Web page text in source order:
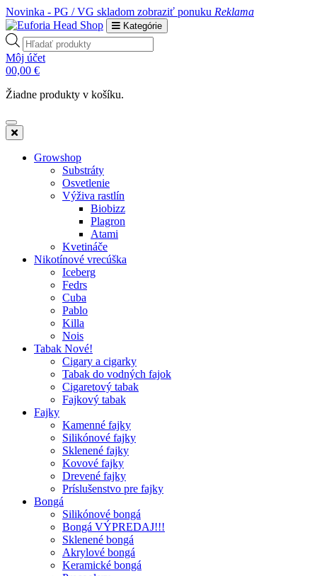
Novinka - PG / VG skladom zobraziť ponuku Reklama
Kategórie
Products
search
Môj účet
00,00 €
Žiadne produkty v košíku.
Growshop
Substráty
Osvetlenie
Výživa rastlín
Biobizz
Plagron
Atami
Kvetináče
Nikotínové vrecúška
Iceberg
Fedrs
Cuba
Pablo
Killa
Nois
Tabak Nové!
Cigary a cigarky
Tabak do vodných fajok
Cigaretový tabak
Fajkový tabak
Fajky
Kamenné fajky
Silikónové fajky
Sklenené fajky
Kovové fajky
Drevené fajky
Príslušenstvo pre fajky
Bongá
Silikónové bongá
Bongá VÝPREDAJ!!!
Sklenené bongá
Akrylové bongá
Keramické bongá